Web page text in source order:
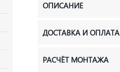
ОПИСАНИЕ
ДОСТАВКА И ОПЛАТА
РАСЧЁТ МОНТАЖА